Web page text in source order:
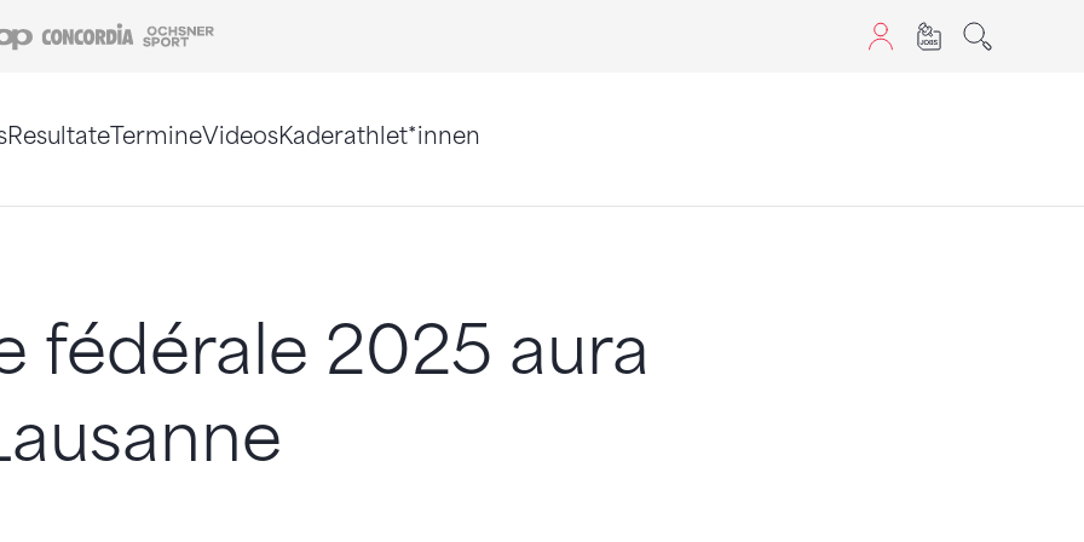
Coop Concordia
ResultateTermineVideosKaderathlet*innen
fédérale 2025 aura